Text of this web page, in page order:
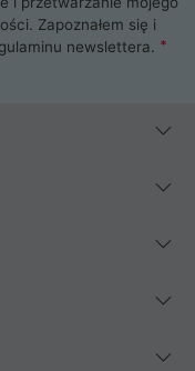
Zapoznałem się i
newslettera.